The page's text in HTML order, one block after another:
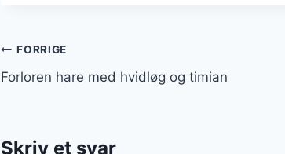
Indlægsnavigation
FORRIGE
Forloren hare med hvidløg og timian
Skriv et svar